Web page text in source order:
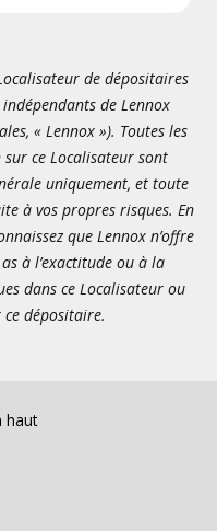
de dépositaires
de Lennox
« Lennox »). Toutes les
ce Localisateur sont
uniquement, et toute
à vos propres risques. En
que Lennox n’offre
à l’exactitude ou à la
dans ce Localisateur ou
dépositaire.
haut